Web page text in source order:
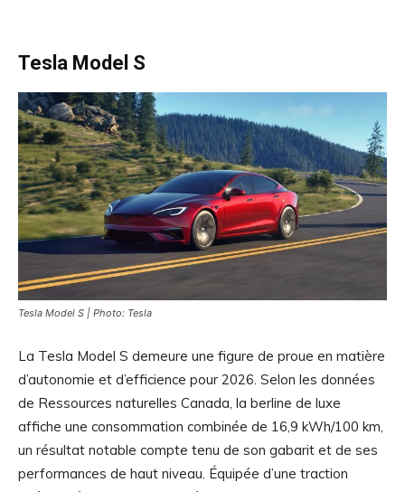
Tesla Model S
Tesla Model S | Photo: Tesla
La Tesla Model S demeure une figure de proue en matière
d’autonomie et d’efficience pour 2026. Selon les données
de Ressources naturelles Canada, la berline de luxe
affiche une consommation combinée de 16,9 kWh/100 km,
un résultat notable compte tenu de son gabarit et de ses
performances de haut niveau. Équipée d’une traction